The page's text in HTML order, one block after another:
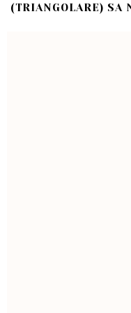
(TRIANGOLARE) SA